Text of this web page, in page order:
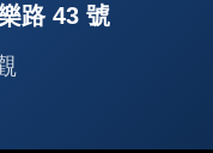
路 43 號